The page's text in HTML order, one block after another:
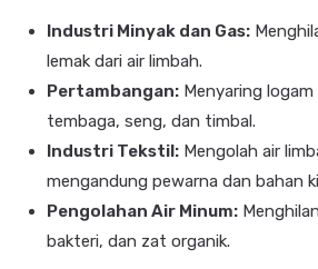
Industri Minyak dan Gas:
lemak dari air limbah.
Pertambangan: Menyaring
tembaga, seng, dan timbal.
Industri Tekstil: Mengolah air
mengandung pewarna dan bahan
Pengolahan Air Minum:
bakteri, dan zat organik.